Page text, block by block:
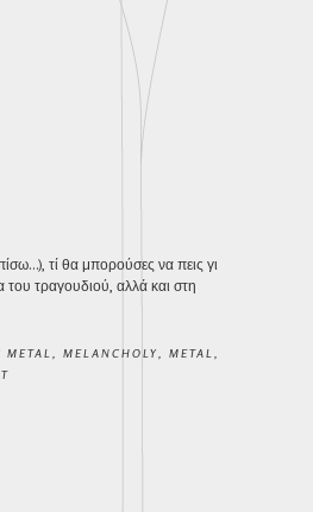
τί θα μπορούσες να πεις γι
του τραγουδιού, αλλά και στη
MELANCHOLY METAL